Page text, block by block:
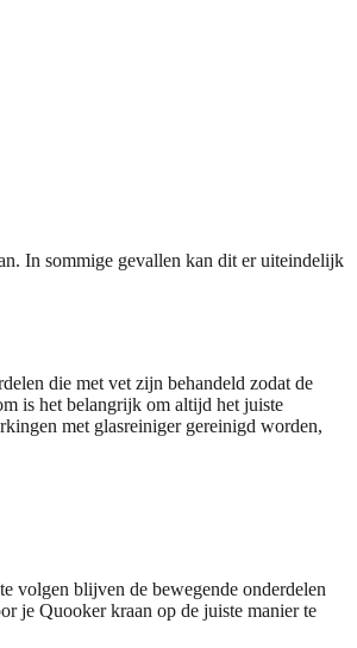
In sommige gevallen kan dit er uiteindelijk
die met vet zijn behandeld zodat de
is het belangrijk om altijd het juiste
met glasreiniger gereinigd worden,
volgen blijven de bewegende onderdelen
je Quooker kraan op de juiste manier te